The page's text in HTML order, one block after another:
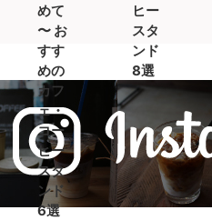
めて
〜 お
すす
めの
カフ
ェ・
コー
ヒー
スタ
ンド
6選
ヒー
スタ
ンド
8選